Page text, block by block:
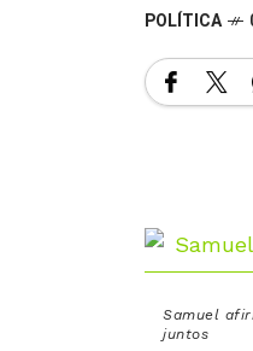
POLÍTICA
Samuel